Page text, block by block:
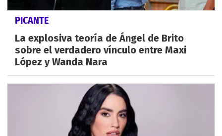
PICANTE
La explosiva teoría de Ángel de Brito
sobre el verdadero vínculo entre Maxi
López y Wanda Nara